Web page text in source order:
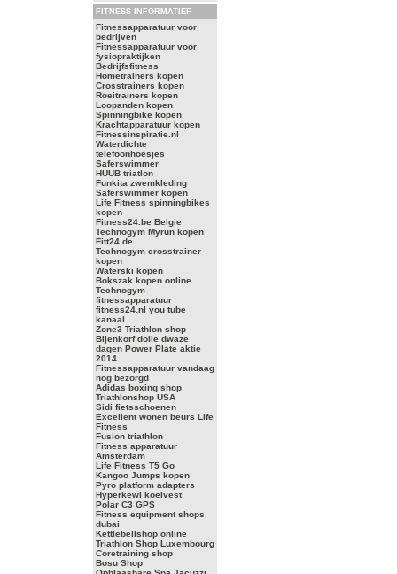
FITNESS INFORMATIEF
Fitnessapparatuur voor
bedrijven
Fitnessapparatuur voor
fysiopraktijken
Bedrijfsfitness
Hometrainers kopen
Crosstrainers kopen
Roeitrainers kopen
Loopanden kopen
Spinningbike kopen
Krachtapparatuur kopen
Fitnessinspiratie.nl
Waterdichte
telefoonhoesjes
Saferswimmer
HUUB triatlon
Funkita zwemkleding
Saferswimmer kopen
Life Fitness spinningbikes
kopen
Fitness24.be Belgie
Technogym Myrun kopen
Fitt24.de
Technogym crosstrainer
kopen
Waterski kopen
Bokszak kopen online
Technogym
fitnessapparatuur
fitness24.nl you tube
kanaal
Zone3 Triathlon shop
Bijenkorf dolle dwaze
dagen Power Plate aktie
2014
Fitnessapparatuur vandaag
nog bezorgd
Adidas boxing shop
Triathlonshop USA
Sidi fietsschoenen
Excellent wonen beurs Life
Fitness
Fusion triathlon
Fitness apparatuur
Amsterdam
Life Fitness T5 Go
Kangoo Jumps kopen
Pyro platform adapters
Hyperkewl koelvest
Polar C3 GPS
Fitness equipment shops
dubai
Kettlebellshop online
Triathlon Shop Luxembourg
Coretraining shop
Bosu Shop